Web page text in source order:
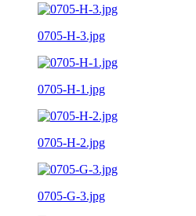
0705-H-3.jpg
0705-H-1.jpg
0705-H-2.jpg
0705-G-3.jpg